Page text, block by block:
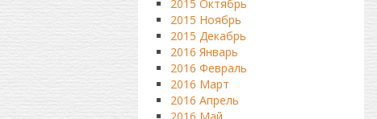
2015 Октябрь
2015 Ноябрь
2015 Декабрь
2016 Январь
2016 Февраль
2016 Март
2016 Апрель